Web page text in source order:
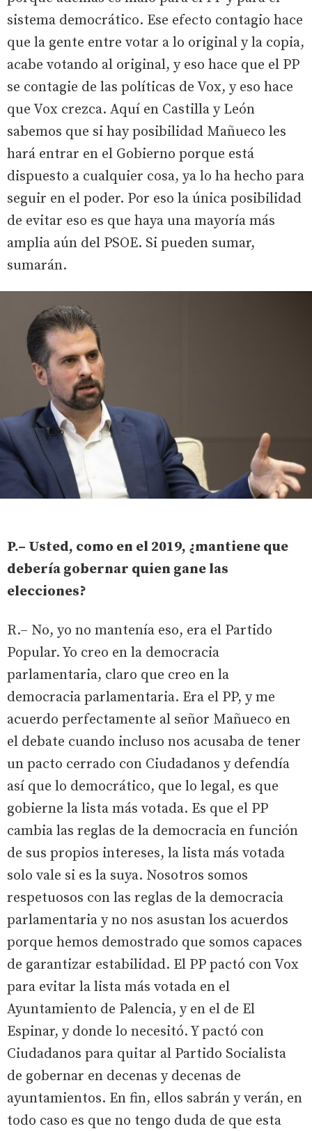
sistema democrático. Ese efecto contagio hace
que la gente entre votar a lo original y la copia,
acabe votando al original, y eso hace que el PP
se contagie de las políticas de Vox, y eso hace
que Vox crezca. Aquí en Castilla y León
sabemos que si hay posibilidad Mañueco les
hará entrar en el Gobierno porque está
dispuesto a cualquier cosa, ya lo ha hecho para
seguir en el poder. Por eso la única posibilidad
de evitar eso es que haya una mayoría más
amplia aún del PSOE. Si pueden sumar,
sumarán.
P.– Usted, como en el 2019, ¿mantiene que
debería gobernar quien gane las
elecciones?
R.– No, yo no mantenía eso, era el Partido
Popular. Yo creo en la democracia
parlamentaria, claro que creo en la
democracia parlamentaria. Era el PP, y me
acuerdo perfectamente al señor Mañueco en
el debate cuando incluso nos acusaba de tener
un pacto cerrado con Ciudadanos y defendía
así que lo democrático, que lo legal, es que
gobierne la lista más votada. Es que el PP
cambia las reglas de la democracia en función
de sus propios intereses, la lista más votada
solo vale si es la suya. Nosotros somos
respetuosos con las reglas de la democracia
parlamentaria y no nos asustan los acuerdos
porque hemos demostrado que somos capaces
de garantizar estabilidad. El PP pactó con Vox
para evitar la lista más votada en el
Ayuntamiento de Palencia, y en el de El
Espinar, y donde lo necesitó. Y pactó con
Ciudadanos para quitar al Partido Socialista
de gobernar en decenas y decenas de
ayuntamientos. En fin, ellos sabrán y verán, en
todo caso es que no tengo duda de que esta